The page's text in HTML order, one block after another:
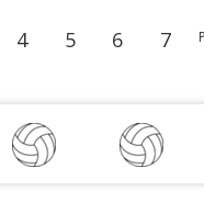
4 5 6 7